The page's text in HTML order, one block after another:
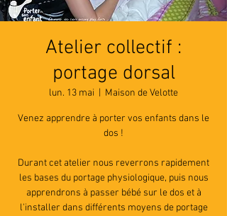
Atelier collectif :
portage dorsal
lun. 13 mai Maison de Velotte
Venez apprendre à porter vos enfants dans le
dos !
Durant cet atelier nous reverrons rapidement
les bases du portage physiologique, puis nous
apprendrons à passer bébé sur le dos et à
l'installer dans différents moyens de portage